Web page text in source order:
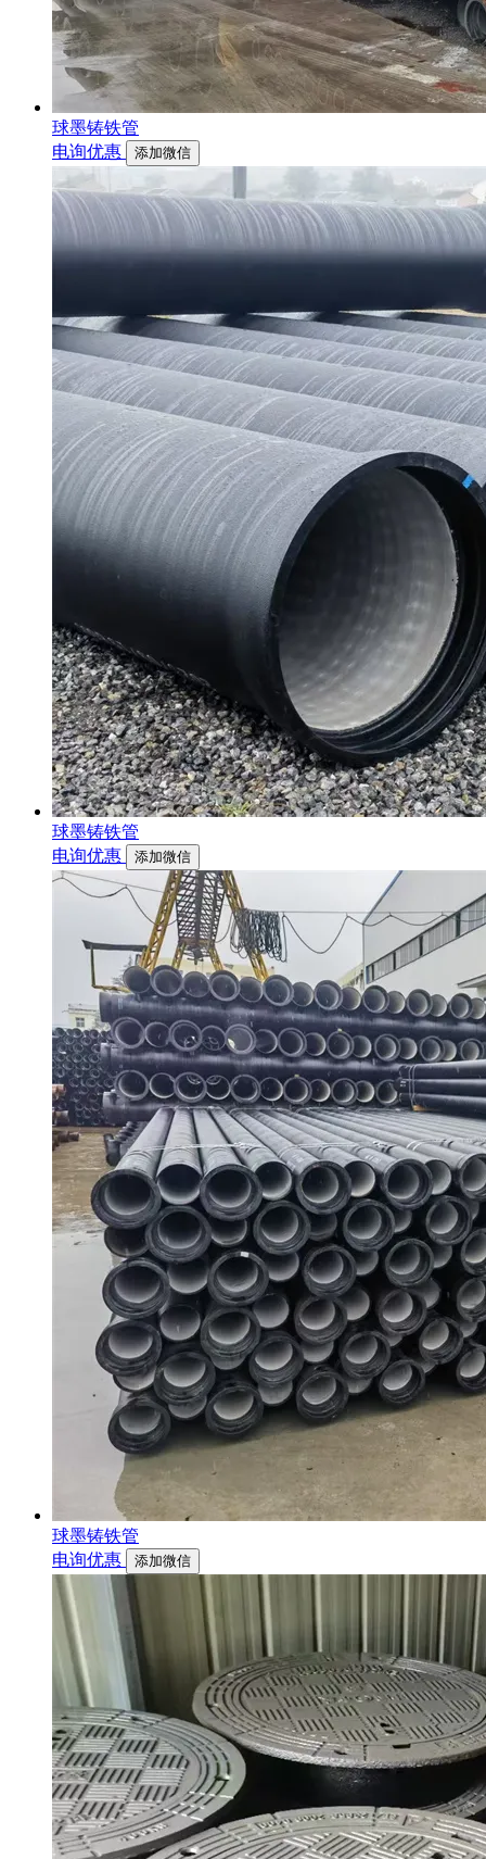
球墨铸铁管
电询优惠
添加微信
球墨铸铁管
电询优惠
添加微信
球墨铸铁管
电询优惠
添加微信